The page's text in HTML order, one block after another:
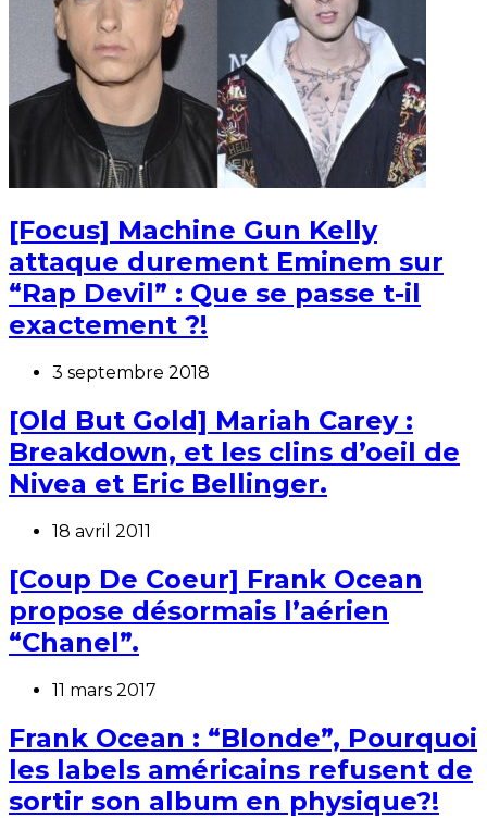
[Focus] Machine Gun Kelly
attaque durement Eminem sur
“Rap Devil” : Que se passe t-il
exactement ?!
3 septembre 2018
[Old But Gold] Mariah Carey :
Breakdown, et les clins d’oeil de
Nivea et Eric Bellinger.
18 avril 2011
[Coup De Coeur] Frank Ocean
propose désormais l’aérien
“Chanel”.
11 mars 2017
Frank Ocean : “Blonde”, Pourquoi
les labels américains refusent de
sortir son album en physique?!